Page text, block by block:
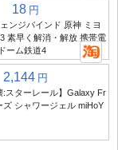
18 円
ンジバインド 原神 ミヨ
素早く解消・解放 携帯電
ーム鉄道4
2,144 円
:スターレール】Galaxy Fr
ズ シャワージェル miHoY